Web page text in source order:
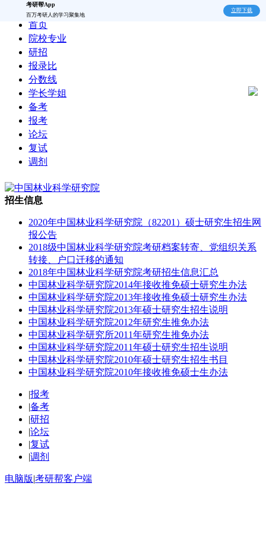
考研帮App
百万考研人的学习聚集地
立即下载
首页
院校专业
研招
报录比
分数线
学长学姐
备考
报考
论坛
复试
调剂
招生信息
2020年中国林业科学研究院（82201）硕士研究生招生网
报公告
2018级中国林业科学研究院考研档案转寄、党组织关系
转接、户口迁移的通知
2018年中国林业科学研究院考研招生信息汇总
中国林业科学研究院2014年接收推免硕士研究生办法
中国林业科学研究院2013年接收推免硕士研究生办法
中国林业科学研究院2013年硕士研究生招生说明
中国林业科学研究院2012年研究生推免办法
中国林业科学研究所2011年研究生推免办法
中国林业科学研究院2011年硕士研究生招生说明
中国林业科学研究院2010年硕士研究生招生书目
中国林业科学研究院2010年接收推免硕士生办法
|报考
|备考
|研招
|论坛
|复试
|调剂
电脑版|考研帮客户端